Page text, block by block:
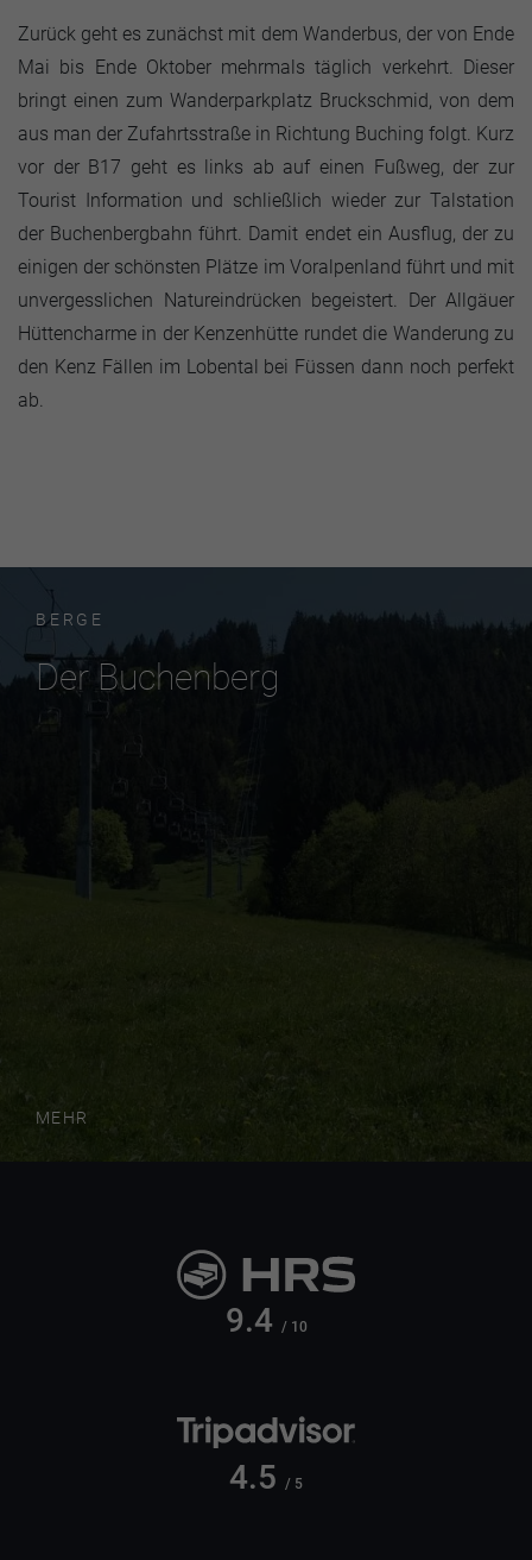
Zurück geht es zunächst mit dem Wanderbus, der von Ende
Mai bis Ende Oktober mehrmals täglich verkehrt. Dieser
bringt einen zum Wanderparkplatz Bruckschmid, von dem
aus man der Zufahrtsstraße in Richtung Buching folgt. Kurz
vor der B17 geht es links ab auf einen Fußweg, der zur
Tourist Information und schließlich wieder zur Talstation
der Buchenbergbahn führt. Damit endet ein Ausflug, der zu
einigen der schönsten Plätze im Voralpenland führt und mit
unvergesslichen Natureindrücken begeistert. Der Allgäuer
Hüttencharme in der Kenzenhütte rundet die Wanderung zu
den Kenz Fällen im Lobental bei Füssen dann noch perfekt
ab.
BERGE
Der Buchenberg
MEHR
9.4 / 10
4.5 / 5